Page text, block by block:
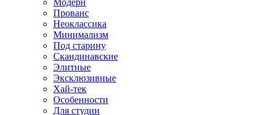
Модерн
Прованс
Неоклассика
Минимализм
Под старину
Скандинавские
Элитные
Эксклюзивные
Хай-тек
Особенности
Для студии